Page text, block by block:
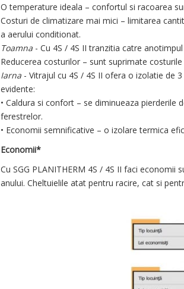
O temperature ideala – confortul si racoarea
Costuri de climatizare mai mici – limitarea
a aerului conditionat.
Toamna- Cu 4S / 4S II tranzitia catre
Reducerea costurilor – sunt suprimate
Iarna- Vitrajul cu 4S / 4S II ofera o izolatie de
evidente:
• Caldura si confort – se diminueaza
ferestrelor.
• Economii semnificative – o izolare termica
Economii*
Cu SGG PLANITHERM 4S / 4S II faci
anului. Cheltuielile atat pentru racire, cat si